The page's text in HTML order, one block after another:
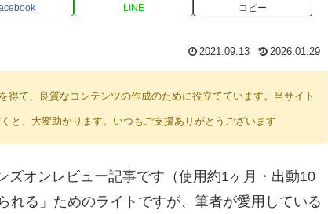
LINE コピー
2021.09.13 2026.01.29
て、良質なコンテンツの作成のために役立てています。当サイト
と、大変助かります。いつもご支援ありがとうございます
オンレビュー記事です（使用約1ヶ月・出動10
れる」ためのライトですが、筆者が愛用している